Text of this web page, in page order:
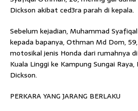
Dickson akibat ced3ra parah di kepala.
Sebelum kejadian, Muhammad
kepada bapanya, Othman Md Dom,
motosikal jenis Honda dari rumahnya
Kuala Linggi ke Kampung Sungai
Dickson.
PERKARA YANG JARANG BERLAKU